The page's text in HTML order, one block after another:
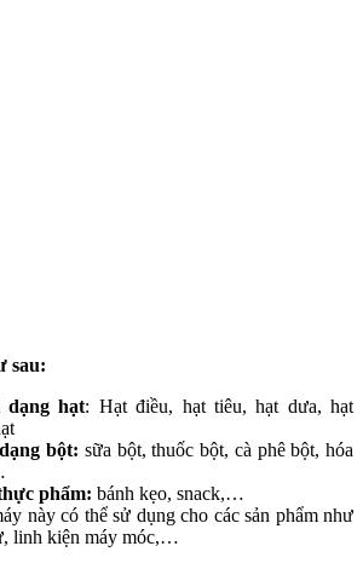
sau:
dạng hạt: Hạt điều, hạt tiêu, hạt dưa, hạt
bột: sữa bột, thuốc bột, cà phê bột, hóa
phẩm: bánh kẹo, snack,…
này có thể sử dụng cho các sản phẩm như
linh kiện máy móc,…